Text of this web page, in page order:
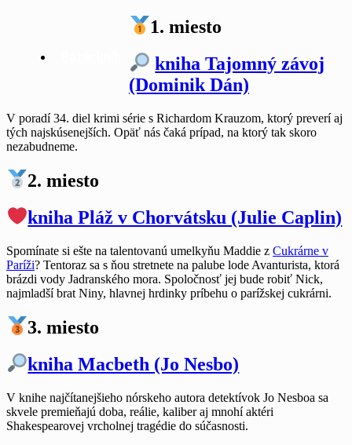
1. miesto
kniha Tajomný závoj
(Dominik Dán)
V poradí 34. diel krimi série s Richardom Krauzom, ktorý preverí aj
tých najskúsenejších. Opäť nás čaká prípad, na ktorý tak skoro
nezabudneme.
2. miesto
kniha Pláž v Chorvátsku (Julie Caplin)
Spomínate si ešte na talentovanú umelkyňu Maddie z Cukrárne v
Paríži? Tentoraz sa s ňou stretnete na palube lode Avanturista, ktorá
brázdi vody Jadranského mora. Spoločnosť jej bude robiť Nick,
najmladší brat Niny, hlavnej hrdinky príbehu o parížskej cukrárni.
3. miesto
kniha Macbeth (Jo Nesbo)
V knihe najčítanejšieho nórskeho autora detektívok Jo Nesboa sa
skvele premieňajú doba, reálie, kaliber aj mnohí aktéri
Shakespearovej vrcholnej tragédie do súčasnosti.